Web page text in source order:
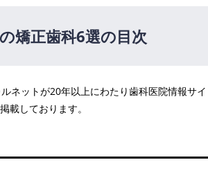
矯正歯科6選の目次
の天王寺院 PR
ットが20年以上にわたり歯科医院情報サイ
載しております。